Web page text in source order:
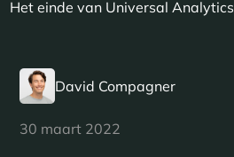
Het einde van Universal Analytics
David Compagner
30 maart 2022